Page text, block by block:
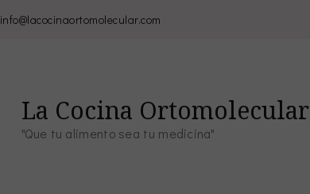
info@lacocinaortomolecular.com
La Cocina Ortomolecular
"Que tu alimento sea tu medicina"